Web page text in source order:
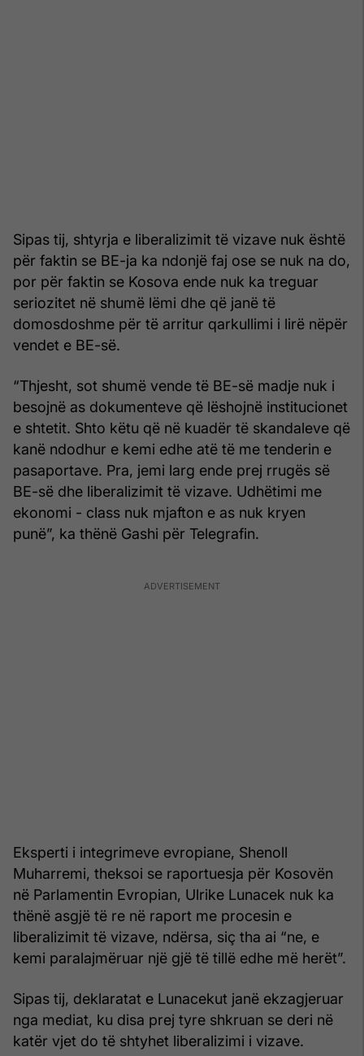
Sipas tij, shtyrja e liberalizimit të vizave nuk është
për faktin se BE-ja ka ndonjë faj ose se nuk na do,
por për faktin se Kosova ende nuk ka treguar
seriozitet në shumë lëmi dhe që janë të
domosdoshme për të arritur qarkullimi i lirë nëpër
vendet e BE-së.
“Thjesht, sot shumë vende të BE-së madje nuk i
besojnë as dokumenteve që lëshojnë institucionet
e shtetit. Shto këtu që në kuadër të skandaleve që
kanë ndodhur e kemi edhe atë të me tenderin e
pasaportave. Pra, jemi larg ende prej rrugës së
BE-së dhe liberalizimit të vizave. Udhëtimi me
ekonomi - class nuk mjafton e as nuk kryen
punë”, ka thënë Gashi për Telegrafin.
Eksperti i integrimeve evropiane, Shenoll
Muharremi, theksoi se raportuesja për Kosovën
në Parlamentin Evropian, Ulrike Lunacek nuk ka
thënë asgjë të re në raport me procesin e
liberalizimit të vizave, ndërsa, siç tha ai “ne, e
kemi paralajmëruar një gjë të tillë edhe më herët”.
Sipas tij, deklaratat e Lunacekut janë ekzagjeruar
nga mediat, ku disa prej tyre shkruan se deri në
katër vjet do të shtyhet liberalizimi i vizave.